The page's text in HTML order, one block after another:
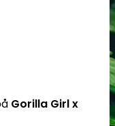
Gorilla Girl x